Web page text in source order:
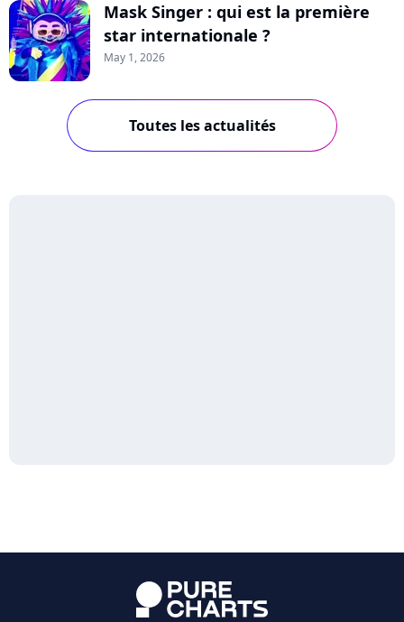
Mask Singer : qui est la première
star internationale ?
May 1, 2026
Toutes les actualités